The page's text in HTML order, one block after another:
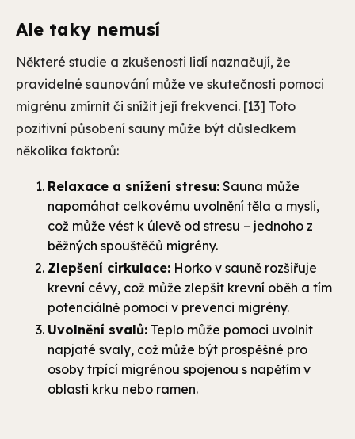
Ale taky nemusí
Některé studie a zkušenosti lidí naznačují, že
pravidelné saunování může ve skutečnosti pomoci
migrénu zmírnit či snížit její frekvenci. [13] Toto
pozitivní působení sauny může být důsledkem
několika faktorů:
Relaxace a snížení stresu: Sauna může
napomáhat celkovému uvolnění těla a mysli,
což může vést k úlevě od stresu – jednoho z
běžných spouštěčů migrény.
Zlepšení cirkulace: Horko v sauně rozšiřuje
krevní cévy, což může zlepšit krevní oběh a tím
potenciálně pomoci v prevenci migrény.
Uvolnění svalů: Teplo může pomoci uvolnit
napjaté svaly, což může být prospěšné pro
osoby trpící migrénou spojenou s napětím v
oblasti krku nebo ramen.